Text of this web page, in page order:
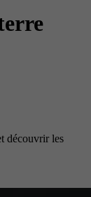
découvrir les